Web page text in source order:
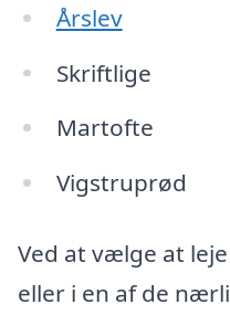
Årslev
Skriftlige
Martofte
Vigstruprød
Ved at vælge at
eller i en af de